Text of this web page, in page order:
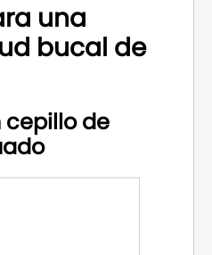
una
bucal de
cepillo de